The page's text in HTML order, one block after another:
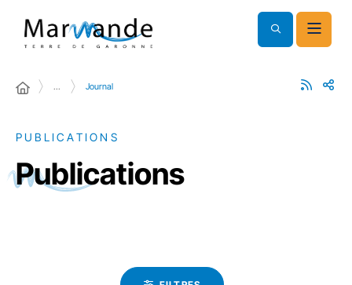
… Journal
PUBLICATIONS
Publications